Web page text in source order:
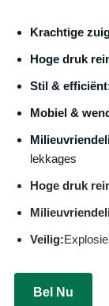
Krachtige
Hoge druk
Stil &
Mobiel &
lekkages
Hoge druk
Veilig:
Bel Nu